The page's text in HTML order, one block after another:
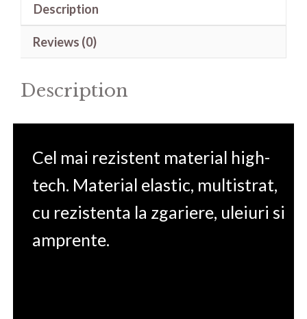
Description
Reviews (0)
Description
Cel mai rezistent material high-
tech. Material elastic, multistrat,
cu rezistenta la zgariere, uleiuri si
amprente.